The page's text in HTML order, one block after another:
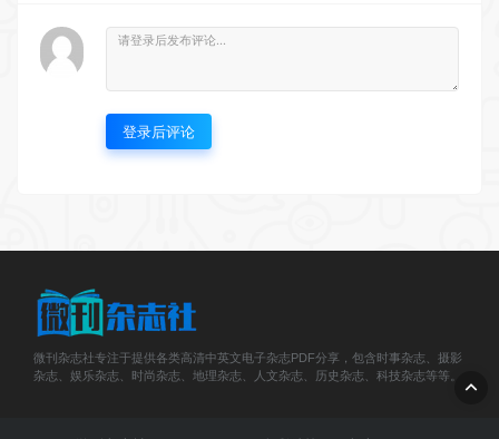
登录后评论
微刊杂志社专注于提供各类高清中英文电子杂志PDF分享，包含时事杂志、摄影
杂志、娱乐杂志、时尚杂志、地理杂志、人文杂志、历史杂志、科技杂志等等。